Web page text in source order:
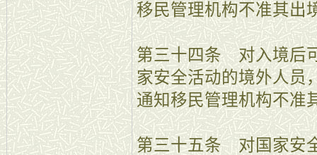
移民管理机构不准其出
第三十四条 对入境后
家安全活动的境外人员
通知移民管理机构不准
第三十五条 对国家安